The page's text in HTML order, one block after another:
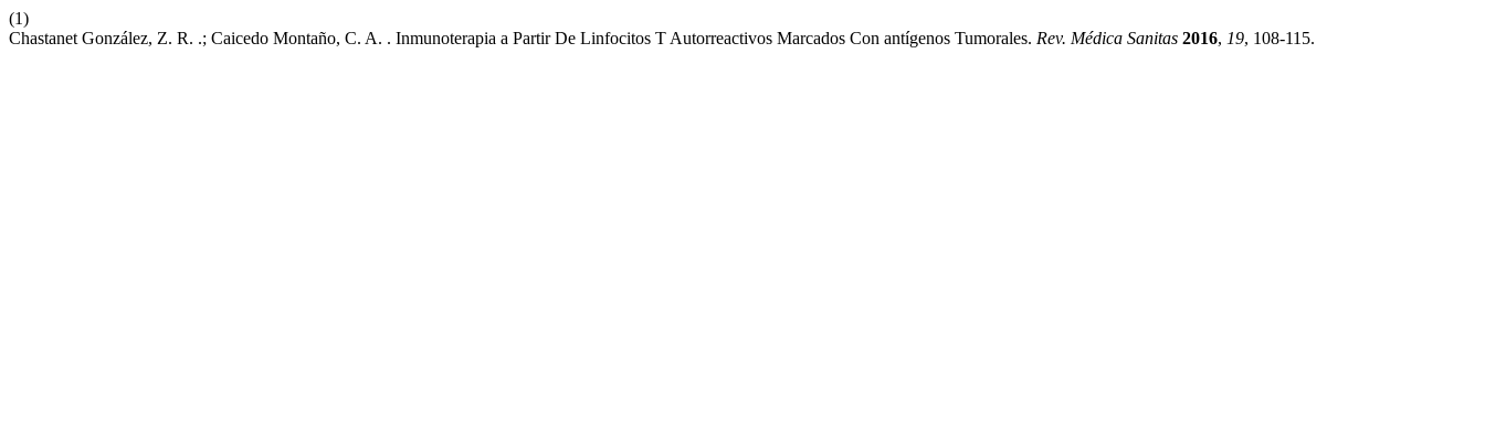
(1)
Chastanet González, Z. R. .; Caicedo Montaño, C. A. . Inmunoterapia a Partir De Linfocitos T Autorreactivos Marcados Con antígenos Tumorales. Rev. Médica Sanitas 2016, 19, 108-115.